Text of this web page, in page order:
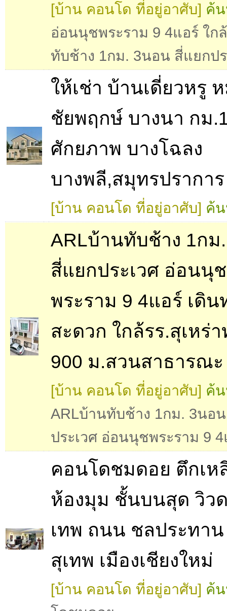
[บ้าน คอนโด ที่อยู่อาศับ] ค้
อ่อนนุชพระราม 9 4แอร์ ใก
ทับช้าง 1กม. 3นอน สี่แยกปร
ให้เช่า บ้านเดี่ยวหรู
ชัยพฤกษ์ บางนา กม
ศักยภาพ บางโฉลง
บางพลี,สมุทรปราการ
[บ้าน คอนโด ที่อยู่อาศับ] ค้
ARLบ้านทับช้าง 1ก
สี่แยกประเวศ อ่อนนุ
พระราม 9 4แอร์ เดิน
สะดวก ใกล้รร.สุเหร่
900 ม.สวนสาธารณะ
[บ้าน คอนโด ที่อยู่อาศับ] ค้
ARLบ้านทับช้าง 1กม. 3นอ
ประเวศ อ่อนนุชพระราม 9
คอนโดชมดอย ตึกเห
ห้องมุม ชั้นบนสุด วิว
เทพ ถนน ชลประทา
สุเทพ เมืองเชียงใหม่
[บ้าน คอนโด ที่อยู่อาศับ] ค้